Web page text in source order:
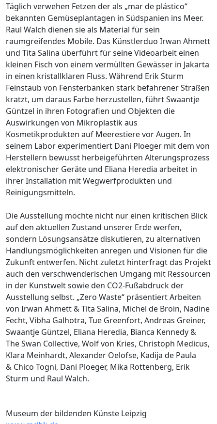
Täglich verwehen Fetzen der als „mar de plástico“
bekannten Gemüseplantagen in Südspanien ins Meer.
Raul Walch dienen sie als Material für sein
raumgreifendes Mobile. Das Künstlerduo Irwan Ahmett
und Tita Salina überführt für seine Videoarbeit einen
kleinen Fisch von einem vermüllten Gewässer in Jakarta
in einen kristallklaren Fluss. Während Erik Sturm
Feinstaub von Fensterbänken stark befahrener Straßen
kratzt, um daraus Farbe herzustellen, führt Swaantje
Güntzel in ihren Fotografien und Objekten die
Auswirkungen von Mikroplastik aus
Kosmetikprodukten auf Meerestiere vor Augen. In
seinem Labor experimentiert Dani Ploeger mit dem von
Herstellern bewusst herbeigeführten Alterungsprozess
elektronischer Geräte und Eliana Heredia arbeitet in
ihrer Installation mit Wegwerfprodukten und
Reinigungsmitteln.
Die Ausstellung möchte nicht nur einen kritischen Blick
auf den aktuellen Zustand unserer Erde werfen,
sondern Lösungsansätze diskutieren, zu alternativen
Handlungsmöglichkeiten anregen und Visionen für die
Zukunft entwerfen. Nicht zuletzt hinterfragt das Projekt
auch den verschwenderischen Umgang mit Ressourcen
in der Kunstwelt sowie den CO2-Fußabdruck der
Ausstellung selbst. „Zero Waste“ präsentiert Arbeiten
von Irwan Ahmett & Tita Salina, Michel de Broin, Nadine
Fecht, Vibha Galhotra, Tue Greenfort, Andreas Greiner,
Swaantje Güntzel, Eliana Heredia, Bianca Kennedy &
The Swan Collective, Wolf von Kries, Christoph Medicus,
Klara Meinhardt, Alexander Oelofse, Kadija de Paula
& Chico Togni, Dani Ploeger, Mika Rottenberg, Erik
Sturm und Raul Walch.
Museum der bildenden Künste Leipzig